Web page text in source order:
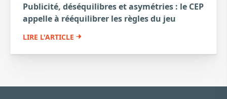
Publicité, déséquilibres et asymétries : le CEP
appelle à rééquilibrer les règles du jeu
LIRE L'ARTICLE